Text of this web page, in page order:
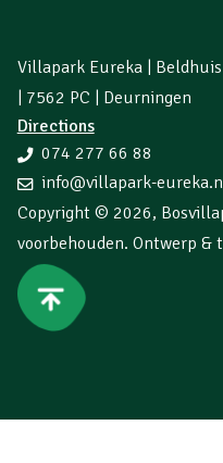
Villapark Eureka |
| 7562 PC | Deurningen
Directions
074 277 66 88
info@villapark-
Copyright © 2026,
voorbehouden. Ontwerp &